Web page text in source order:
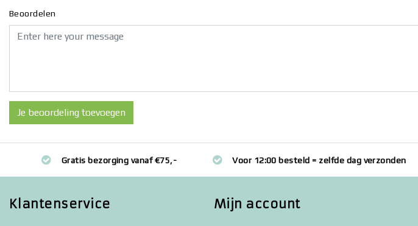
Beoordelen
Je beoordeling toevoegen
Gratis bezorging vanaf €75,- Voor 12:00 besteld = zelfde dag verzonden
Klantenservice Mijn account